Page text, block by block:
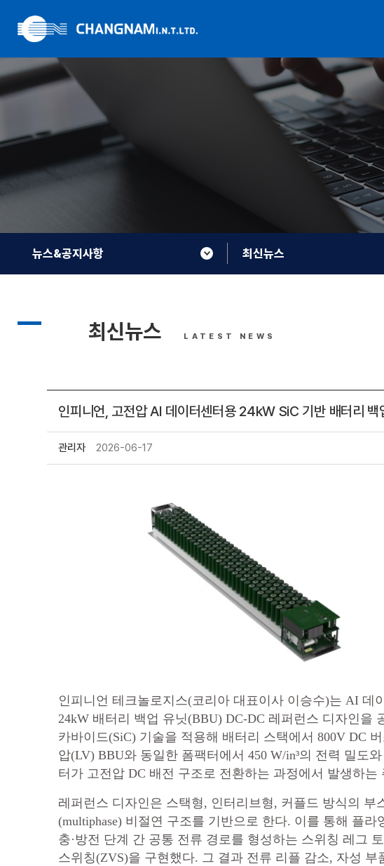
뉴스&공지사항 최신뉴스
최신뉴스 LATEST NEWS
인피니언, 고전압 AI 데이터센터용 24kW SiC 기반 배터리 백
관리자 2026-06-17
인피니언 테크놀로지스(코리아 대표이사 이승수)는 AI 데
24kW 배터리 백업 유닛(BBU) DC-DC 레퍼런스 디자인을
카바이드(SiC) 기술을 적용해 배터리 스택에서 800V DC
압(LV) BBU와 동일한 폼팩터에서 450 W/in³의 전력 밀도
터가 고전압 DC 배전 구조로 전환하는 과정에서 발생하
레퍼런스 디자인은 스택형, 인터리브형, 커플드 방식의
(multiphase) 비절연 구조를 기반으로 한다. 이를 통해 플
충·방전 단계 간 공통 전류 경로를 형성하는 스위칭 레그
스위칭(ZVS)을 구현했다. 그 결과 전류 리플 감소, 자성 부